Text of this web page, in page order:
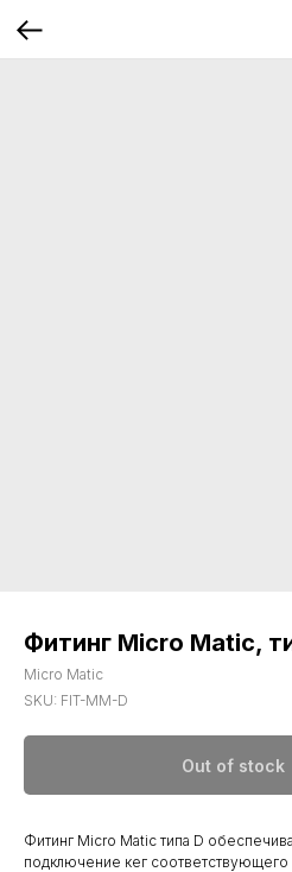
Фитинг Micro Matic,
Micro Matic
SKU: FIT-MM-D
Out of stock
Фитинг Micro Matic типа D
подключение кег соответствующего